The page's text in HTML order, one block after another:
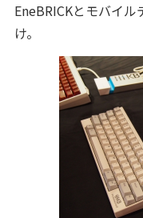
EneBRICKとモバイ
け。